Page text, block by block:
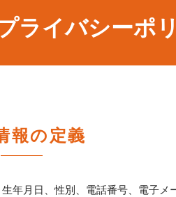
ライバシーポ
報の定義
年月日、性別、電話番号、電子メ